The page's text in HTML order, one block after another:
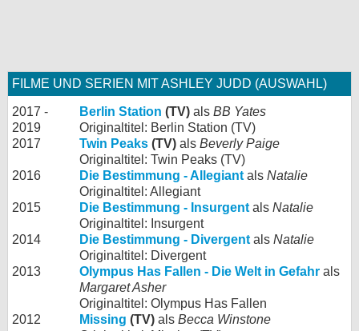
FILME UND SERIEN MIT ASHLEY JUDD (AUSWAHL)
2017 -
2019
Berlin Station (TV) als BB Yates
Originaltitel: Berlin Station (TV)
2017
Twin Peaks (TV) als Beverly Paige
Originaltitel: Twin Peaks (TV)
2016
Die Bestimmung - Allegiant als Natalie
Originaltitel: Allegiant
2015
Die Bestimmung - Insurgent als Natalie
Originaltitel: Insurgent
2014
Die Bestimmung - Divergent als Natalie
Originaltitel: Divergent
2013
Olympus Has Fallen - Die Welt in Gefahr als
Margaret Asher
Originaltitel: Olympus Has Fallen
2012
Missing (TV) als Becca Winstone